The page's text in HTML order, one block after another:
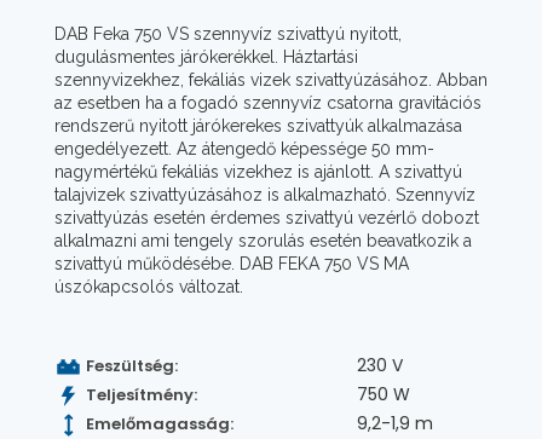
DAB Feka 750 VS szennyvíz szivattyú nyitott,
dugulásmentes járókerékkel. Háztartási
szennyvizekhez, fekáliás vizek szivattyúzásához. Abban
az esetben ha a fogadó szennyvíz csatorna gravitációs
rendszerű nyitott járókerekes szivattyúk alkalmazása
engedélyezett. Az átengedő képessége 50 mm-
nagymértékű fekáliás vizekhez is ajánlott. A szivattyú
talajvizek szivattyúzásához is alkalmazható. Szennyvíz
szivattyúzás esetén érdemes szivattyú vezérlő dobozt
alkalmazni ami tengely szorulás esetén beavatkozik a
szivattyú működésébe. DAB FEKA 750 VS MA
úszókapcsolós változat.
Feszültség: 230 V
Teljesítmény: 750 W
Emelőmagasság: 9,2-1,9 m